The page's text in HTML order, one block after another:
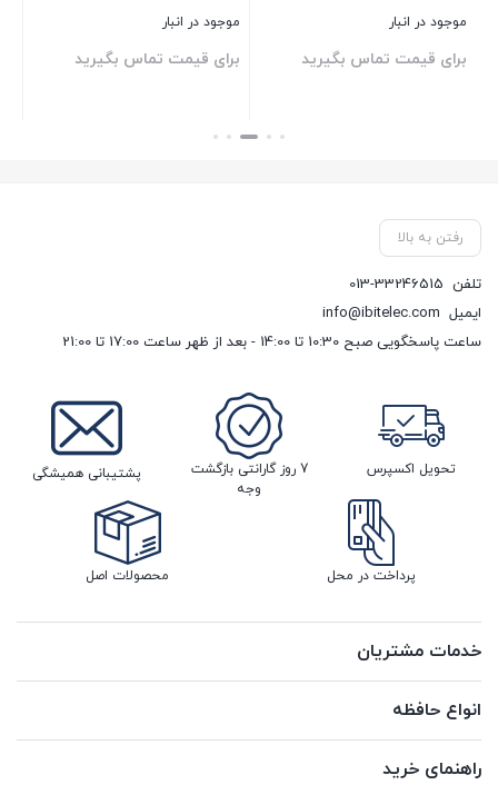
موجود در انبار
برای قیمت تماس بگیرید
موجود در انبار
برای قیمت تماس بگیرید
بستن
رفتن به بالا
تلفن 013-33246515
ایمیل info@ibitelec.com
ساعت پاسخگویی صبح 10:30 تا 14:00 - بعد از ظهر ساعت 17:00 تا 21:00
تحویل اکسپرس
7 روز گارانتی بازگشت
وجه
پشتیبانی همیشگی
پرداخت در محل محصولات اصل
خدمات مشتریان
انواع حافظه
راهنمای خرید